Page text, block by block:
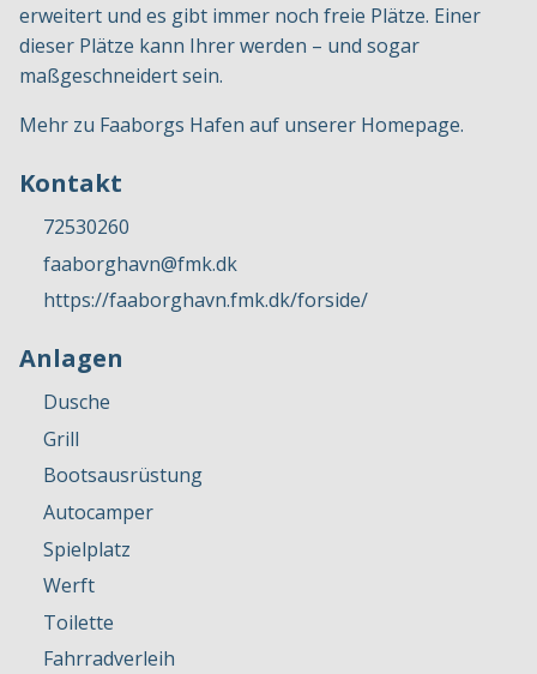
erweitert und es gibt immer noch freie Plätze. Einer
dieser Plätze kann Ihrer werden – und sogar
maßgeschneidert sein.
Mehr zu Faaborgs Hafen auf unserer Homepage.
Kontakt
72530260
faaborghavn@fmk.dk
https://faaborghavn.fmk.dk/forside/
Anlagen
Dusche
Grill
Bootsausrüstung
Autocamper
Spielplatz
Werft
Toilette
Fahrradverleih